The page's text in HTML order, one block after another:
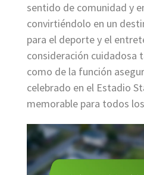
sentido de comunidad y
convirtiéndolo en un
para el deporte y el
consideración cuidadosa
como de la función
celebrado en el Estadio
memorable para todos